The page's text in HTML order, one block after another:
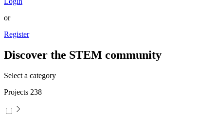
or
Register
Discover the STEM community
Select a category
Projects 238